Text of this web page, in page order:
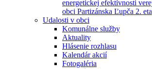
energetickej efektívnosti
obci Partizánska Ľupča 2.
Udalosti v obci
Komunálne služby
Aktuality
Hlásenie rozhlasu
Kalendár akcií
Fotogaléria